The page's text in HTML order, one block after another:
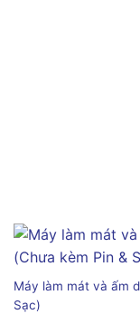
Máy làm mát và ấm
Sạc)